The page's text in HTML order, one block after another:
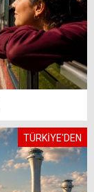
TÜRKİYE'DEN